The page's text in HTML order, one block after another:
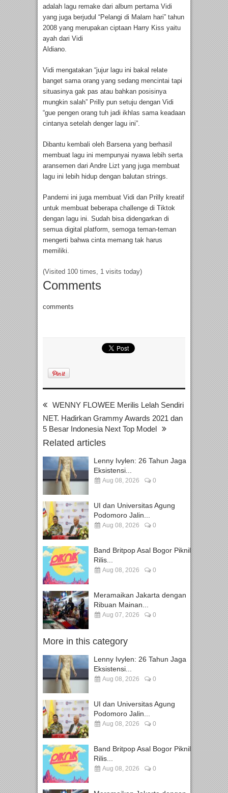
adalah lagu remake dari album pertama Vidi
yang juga berjudul “Pelangi di Malam hari” tahun
2008 yang merupakan ciptaan Harry Kiss yaitu
ayah dari Vidi
Aldiano.
Vidi mengatakan “jujur lagu ini bakal relate
banget sama orang yang sedang mencintai tapi
situasinya gak pas atau bahkan posisinya
mungkin salah” Prilly pun setuju dengan Vidi
“gue pengen orang tuh jadi ikhlas sama keadaan
cintanya setelah denger lagu ini”.
Dibantu kembali oleh Barsena yang berhasil
membuat lagu ini mempunyai nyawa lebih serta
aransemen dari Andre Lizt yang juga membuat
lagu ini lebih hidup dengan balutan strings.
Pandemi ini juga membuat Vidi dan Prilly kreatif
untuk membuat beberapa challenge di Tiktok
dengan lagu ini. Sudah bisa didengarkan di
semua digital platform, semoga teman-teman
mengerti bahwa cinta memang tak harus
memiliki.
(Visited 100 times, 1 visits today)
Comments
comments
WENNY FLOWEE Merilis Lelah Sendiri
NET. Hadirkan Grammy Awards 2021 dan
5 Besar Indonesia Next Top Model
Related articles
Lenny Ivylen: 26 Tahun Jaga
Eksistensi...
Aug 08, 2026 0
UI dan Universitas Agung
Podomoro Jalin...
Aug 08, 2026 0
Band Britpop Asal Bogor Piknik
Rilis...
Aug 08, 2026 0
Meramaikan Jakarta dengan
Ribuan Mainan...
Aug 07, 2026 0
More in this category
Lenny Ivylen: 26 Tahun Jaga
Eksistensi...
Aug 08, 2026 0
UI dan Universitas Agung
Podomoro Jalin...
Aug 08, 2026 0
Band Britpop Asal Bogor Piknik
Rilis...
Aug 08, 2026 0